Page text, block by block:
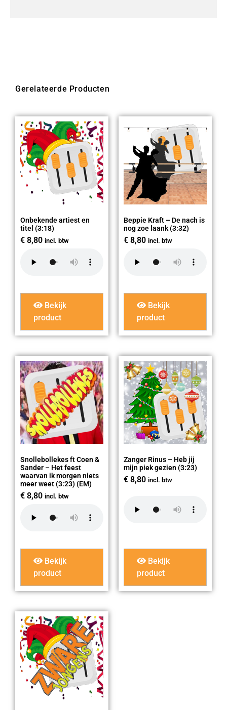
Gerelateerde Producten
Onbekende artiest en
titel (3:18)
€ 8,80 incl. btw
Bekijk
product
Beppie Kraft – De nach is
nog zoe laank (3:32)
€ 8,80 incl. btw
Bekijk
product
Snollebollekes ft Coen &
Sander – Het feest
waarvan ik morgen niets
meer weet (3:23) (EM)
€ 8,80 incl. btw
Bekijk
product
Zanger Rinus – Heb jij
mijn piek gezien (3:23)
€ 8,80 incl. btw
Bekijk
product